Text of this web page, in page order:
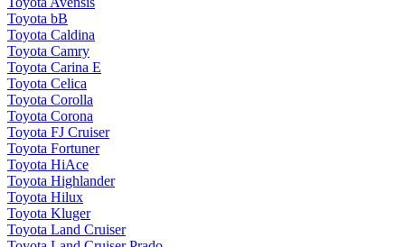
Toyota bB
Toyota Caldina
Toyota Camry
Toyota Carina E
Toyota Celica
Toyota Corolla
Toyota Corona
Toyota FJ Cruiser
Toyota Fortuner
Toyota HiAce
Toyota Highlander
Toyota Hilux
Toyota Kluger
Toyota Land Cruiser